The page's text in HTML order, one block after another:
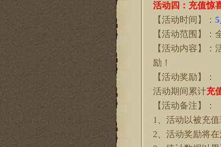
活动 四 ：充值惊
【活动时间】：
【活动范围】：
【活动内容】：
励！
【活动奖励】：
活动期间累计充
【活动备注】：
1、活动以被充
2、活动奖励将